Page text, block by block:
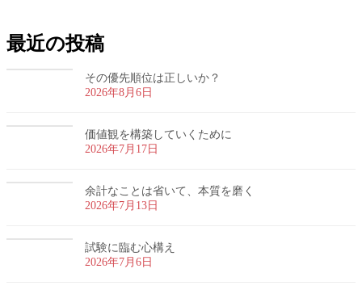
最近の投稿
その優先順位は正しいか？
2026年8月6日
価値観を構築していくために
2026年7月17日
余計なことは省いて、本質を磨く
2026年7月13日
試験に臨む心構え
2026年7月6日